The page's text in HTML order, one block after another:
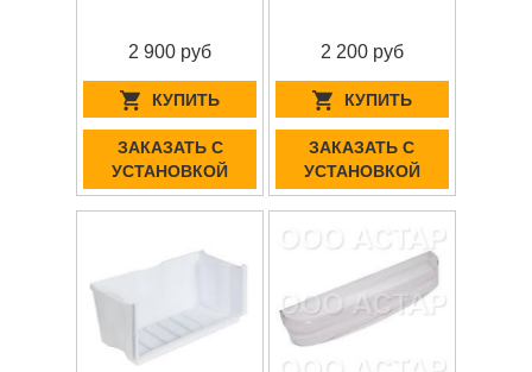
2 900 руб
КУПИТЬ
ЗАКАЗАТЬ С
УСТАНОВКОЙ
2 200 руб
КУПИТЬ
ЗАКАЗАТЬ С
УСТАНОВКОЙ